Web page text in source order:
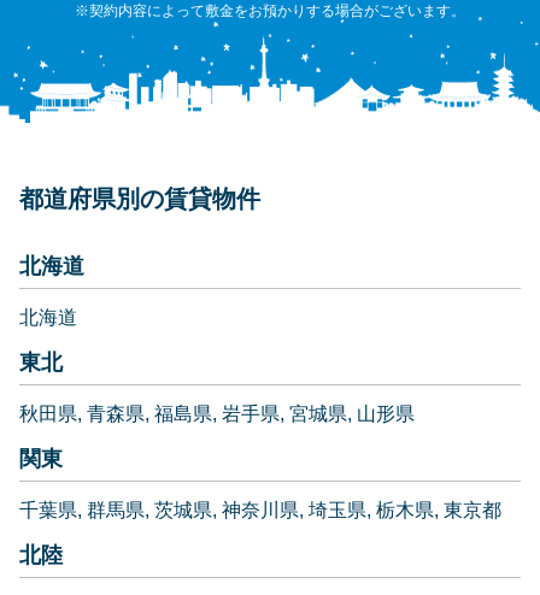
※契約内容によって敷金をお預かりする場合がございます。
都道府県別の賃貸物件
北海道
北海道
東北
秋田県 青森県 福島県 岩手県 宮城県 山形県
関東
千葉県 群馬県 茨城県 神奈川県 埼玉県 栃木県 東京都
北陸